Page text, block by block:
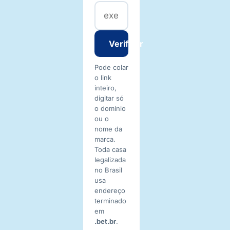
Verificar
Pode colar
o link
inteiro,
digitar só
o domínio
ou o
nome da
marca.
Toda casa
legalizada
no Brasil
usa
endereço
terminado
em
.bet.br.